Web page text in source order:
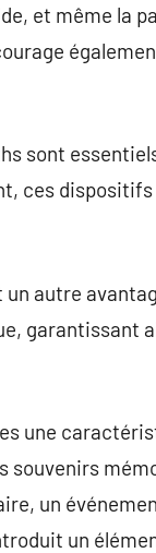
et même la
sont
ces
autre
garantissant
une
un
un